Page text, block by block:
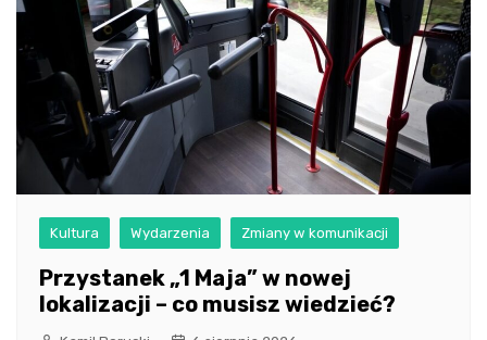
Kultura Wydarzenia Zmiany w komunikacji
Przystanek „1 Maja” w nowej
lokalizacji – co musisz wiedzieć?